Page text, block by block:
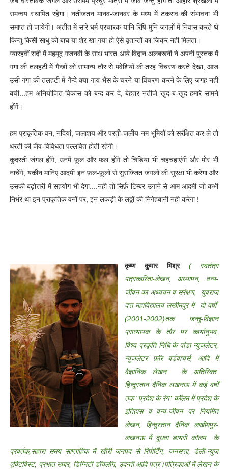
समन्वय स्थापित रहेगा। नतीजतन मानव-जानवर के मध्य में टकराव की संभावना भी
समाप्त हो जायेगी। अतीत में सारे धर्म प्रचारक यानि रिषि-मुनि जगलों में निवास करते थे
किन्तु किसी साधु को बाघ या शेर खा गया हो ऐसे वृतान्तों का जिक्र नही मिलता।
ग्यारहवीं सदी में महमूद गजनवी के साथ भारत आये विद्वान अलबरूनी ने अपनी पुस्तक में
गंगा की तलहटी में गैन्डों को सामान्य तौर से मवेशियों की तरह विचरण करते देखा, आज
उसी गंगा की तलहटी में गैन्दे क्या गाय-भैंस के चरने या विचरण करने के लिए जगह नही
बची...हम अनियोजित विकास को बन्द कर दे, बेहतर नतीजे खुद-ब-खुद हमारे सामने
होंगें।
हम प्राकृतिक वन, नदियां, जलाशय और परती-जलीय-नम भूमियों को सरंक्षित कर ले तो
धरती की जैव-विविधता पल्लवित होती रहेगी।
कुदरती जंगल होंगे, उनमें फ़ूल और फ़ल होंगे तो चिड़िया भी चहचहाएंगी और मोर भी
नाचेंगे, यकीन मानिए आदमी इन फ़ल-फ़ूलों से सुसज्जित जंगलों की सुरक्षा भी करेगा और
उसकी बढ़ोत्तरी में सहयोग भी देगा....नही तो सिर्फ़ टिम्बर उगाने से आम आदमी जो कभी
निर्भर था इन प्राकृतिक वनों पर, इन लकड़ी के लठ्ठों की निगेहबानी नही करेगा !
कृष्ण कुमार मिश्र ( स्वतंत्र
पत्रकारिता-लेखन, अध्यापन, वन्य-
जीवन का अध्ययन व सरंक्षण, युवराज
दत्त महाविद्यालय लखीमपुर में दो वर्षों
(2001-2002)तक जन्तु-विज्ञान
प्राध्यापक के तौर पर कार्यानुभव,
विश्व-प्रकृति निधि के पांडा न्युजलेटर,
न्युजलेटर फ़ॉर बर्डवाचर्स, आदि में
वैज्ञानिक लेखन के अतिरिक्त
हिन्दुस्तान दैनिक लखनऊ में कई वर्षों
तक "प्रदेश के रंग" कॉलम में प्रदेश के
इतिहास व वन्य-जीवन पर नियमित
लेखन, हिन्दुस्तान दैनिक लखीमपुर-
लखनऊ में दुधवा डायरी कॉलम के
प्रवर्तक,सहारा समय साप्ताहिक में खीरी जनपद से रिपोर्टिंग, जनसत्ता, डेली-न्युज
एक्टिविस्ट, प्रभात खबर, डिग्निटी डॉयलॉग, उदन्ती आदि पत्र।पत्रिकाओं में लेखन के